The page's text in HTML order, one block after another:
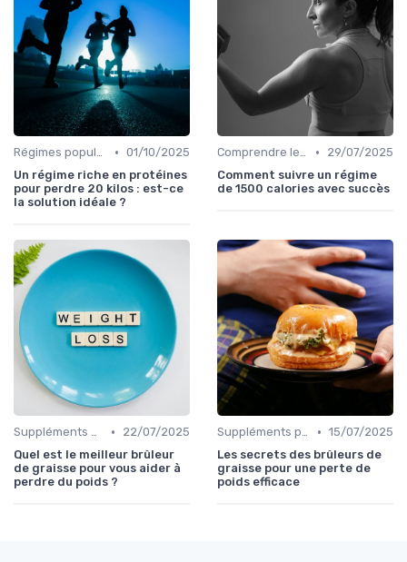
Régimes populaires • 01/10/2025
Un régime riche en protéines
pour perdre 20 kilos : est-ce
la solution idéale ?
Comprendre les calories •
29/07/2025
Comment suivre un régime
de 1500 calories avec succès
Suppléments pour la perte de poids •
22/07/2025
Quel est le meilleur brûleur
de graisse pour vous aider à
perdre du poids ?
Suppléments pour la perte de poids • 15/07/2025
Les secrets des brûleurs de
graisse pour une perte de
poids efficace